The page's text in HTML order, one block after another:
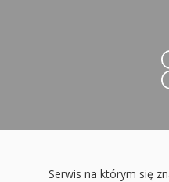
Serwis na którym się